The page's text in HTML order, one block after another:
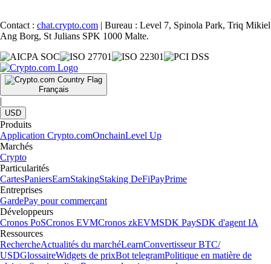
Contact : chat.crypto.com | Bureau : Level 7, Spinola Park, Triq Mikiel
Ang Borg, St Julians SPK 1000 Malte.
Français
|
USD
Produits
Application Crypto.comOnchainLevel Up
Marchés
Crypto
Particularités
CartesPaniersEarnStakingStaking DeFiPayPrime
Entreprises
GardePay pour commerçant
Développeurs
Cronos PoSCronos EVMCronos zkEVMSDK PaySDK d'agent IA
Ressources
RechercheActualités du marchéLearnConvertisseur BTC/
USDGlossaireWidgets de prixBot telegramPolitique en matière de